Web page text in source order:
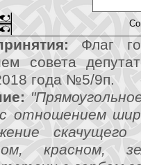
Флаг
совета
года №5/9п.
отношением
красном,